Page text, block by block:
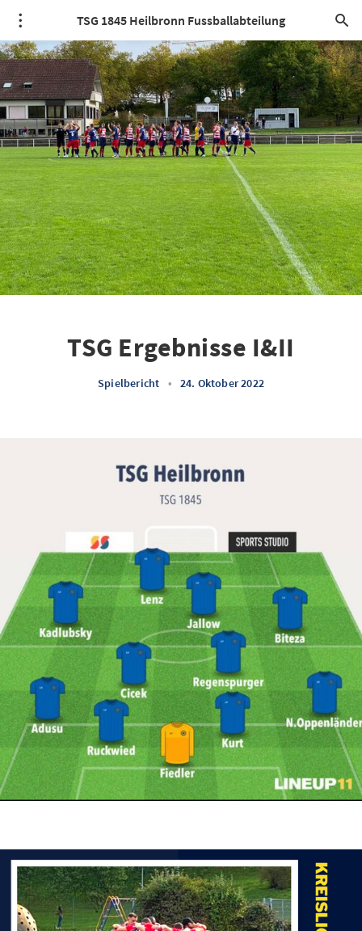
TSG 1845 Heilbronn Fussballabteilung
TSG Ergebnisse I&II
Spielbericht • 24. Oktober 2022